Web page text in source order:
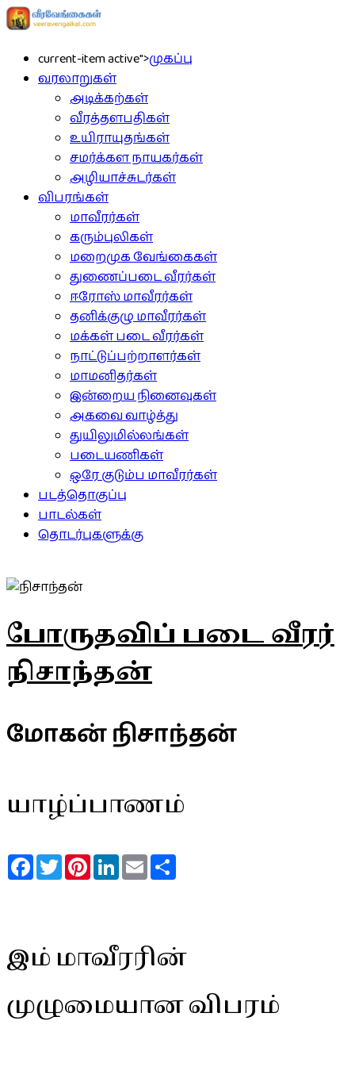
current-item active">முகப்பு
வரலாறுகள்
அடிக்கற்கள்
வீரத்தளபதிகள்
உயிராயுதங்கள்
சமர்க்கள நாயகர்கள்
அழியாச்சுடர்கள்
விபரங்கள்
மாவீரர்கள்
கரும்புலிகள்
மறைமுக வேங்கைகள்
துணைப்படை வீரர்கள்
ஈரோஸ் மாவீரர்கள்
தனிக்குழு மாவீரர்கள்
மக்கள் படை வீரர்கள்
நாட்டுப்பற்றாளர்கள்
மாமனிதர்கள்
இன்றைய நினைவுகள்
அகவை வாழ்த்து
துயிலுமில்லங்கள்
படையணிகள்
ஒரே குடும்ப மாவீரர்கள்
படத்தொகுப்பு
பாடல்கள்
தொடர்புகளுக்கு
போருதவிப் படை வீரர்
நிசாந்தன்
மோகன் நிசாந்தன்
யாழ்ப்பாணம்
FacebookTwitterPinterestLinkedInEmail
இம் மாவீரரின்
முழுமையான விபரம்